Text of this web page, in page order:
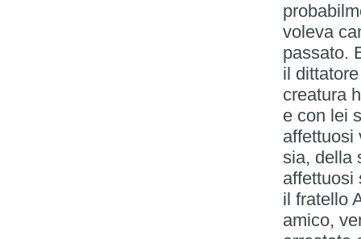
voleva
passato.
il
creatura
e con lei
affettuosi
sia, della
affettuosi
il fratello
amico,